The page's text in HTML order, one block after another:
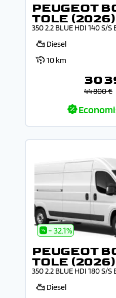
PEUGEOT
TOLE (2026)
350 2.2 BLUE HDI 140 S/S
Diesel
10 km
30
44 800 €
- 32.1%
PEUGEOT
TOLE (2026)
350 2.2 BLUE HDI 180 S/S
Diesel